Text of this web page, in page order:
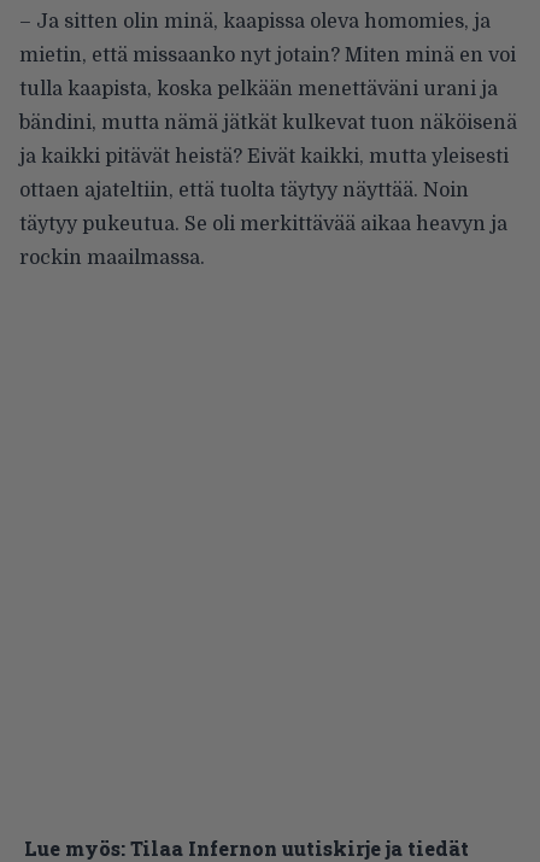
– Ja sitten olin minä, kaapissa oleva homomies, ja
mietin, että missaanko nyt jotain? Miten minä en voi
tulla kaapista, koska pelkään menettäväni urani ja
bändini, mutta nämä jätkät kulkevat tuon näköisenä
ja kaikki pitävät heistä? Eivät kaikki, mutta yleisesti
ottaen ajateltiin, että tuolta täytyy näyttää. Noin
täytyy pukeutua. Se oli merkittävää aikaa heavyn ja
rockin maailmassa.
Lue myös:Tilaa Infernon uutiskirje ja tiedät